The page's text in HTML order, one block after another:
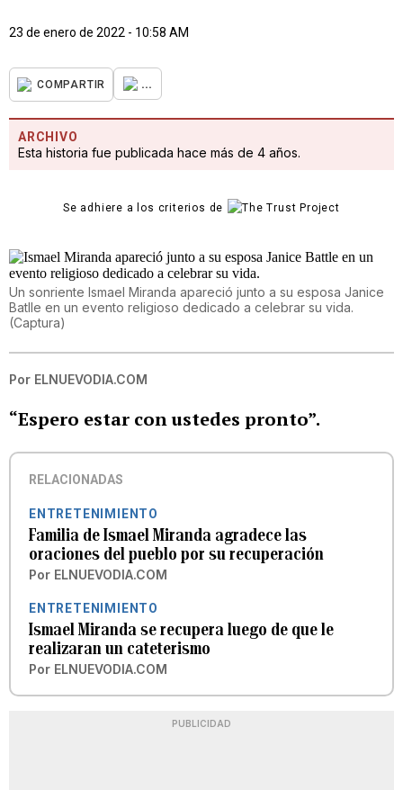
23 de enero de 2022 - 10:58 AM
COMPARTIR ...
ARCHIVO
Esta historia fue publicada hace más de 4 años.
Se adhiere a los criterios de
Un sonriente Ismael Miranda apareció junto a su esposa Janice
Batlle en un evento religioso dedicado a celebrar su vida.
(Captura)
Por ELNUEVODIA.COM
“Espero estar con ustedes pronto”.
RELACIONADAS
ENTRETENIMIENTO
Familia de Ismael Miranda agradece las
oraciones del pueblo por su recuperación
Por ELNUEVODIA.COM
ENTRETENIMIENTO
Ismael Miranda se recupera luego de que le
realizaran un cateterismo
Por ELNUEVODIA.COM
PUBLICIDAD